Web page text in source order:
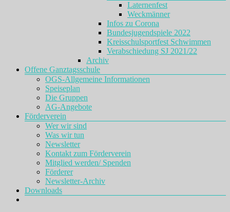
Laternenfest
Weckmänner
Infos zu Corona
Bundesjugendspiele 2022
Kreisschulsportfest Schwimmen
Verabschiedung SJ 2021/22
Archiv
Offene Ganztagsschule
OGS-Allgemeine Informationen
Speiseplan
Die Gruppen
AG-Angebote
Förderverein
Wer wir sind
Was wir tun
Newsletter
Kontakt zum Förderverein
Mitglied werden/ Spenden
Förderer
Newsletter-Archiv
Downloads